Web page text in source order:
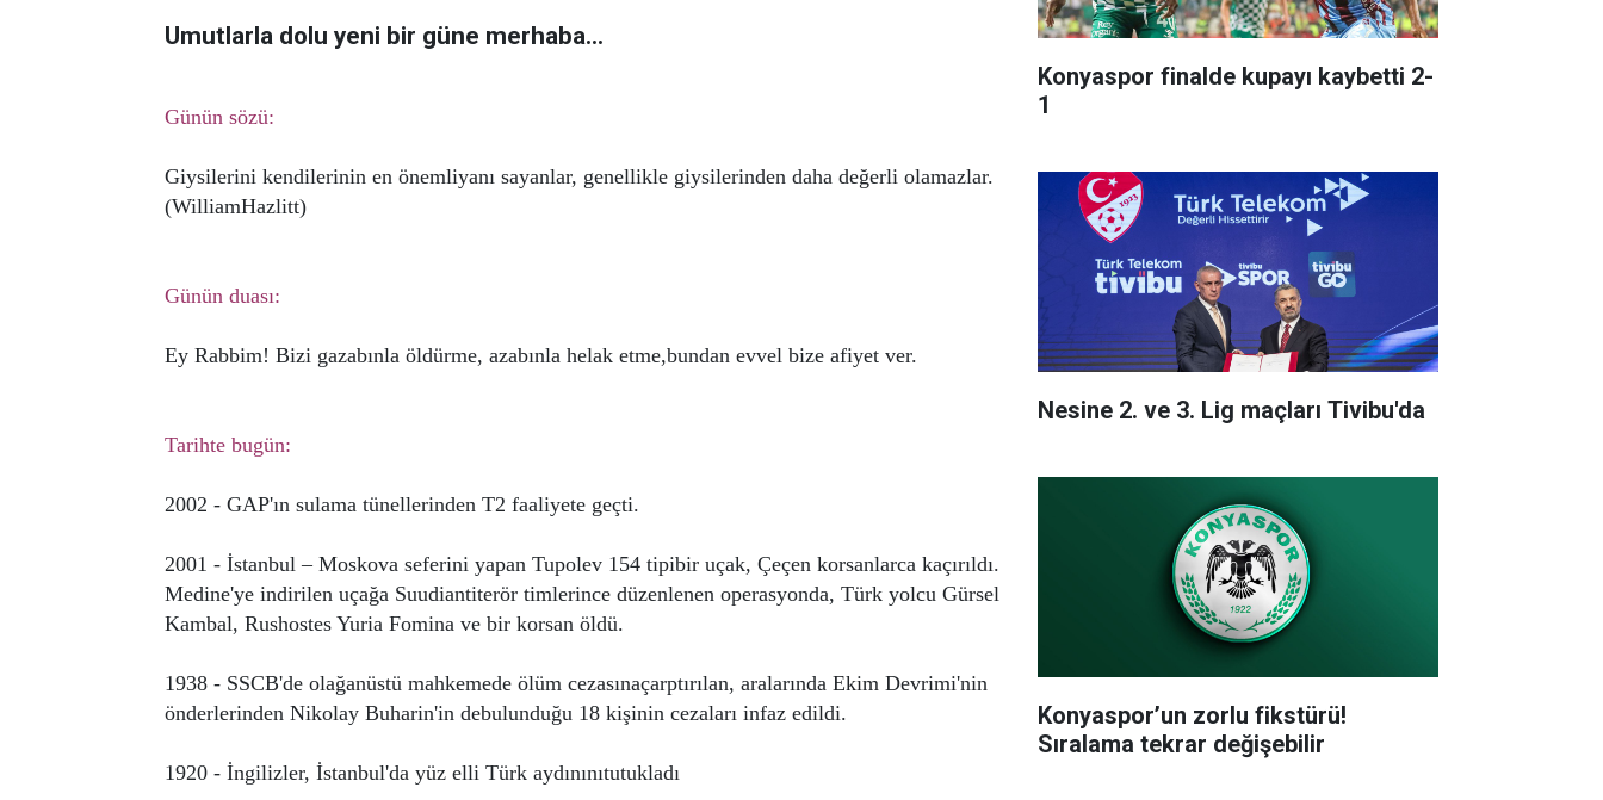
Umutlarla dolu yeni bir güne merhaba...
Günün sözü:
Giysilerini kendilerinin en önemliyanı sayanlar, genellikle giysilerinden daha değerli olamazlar.
(WilliamHazlitt)
Günün duası:
Ey Rabbim! Bizi gazabınla öldürme, azabınla helak etme,bundan evvel bize afiyet ver.
Tarihte bugün:
2002 - GAP'ın sulama tünellerinden T2 faaliyete geçti.
2001 - İstanbul – Moskova seferini yapan Tupolev 154 tipibir uçak, Çeçen korsanlarca kaçırıldı.
Medine'ye indirilen uçağa Suudiantiterör timlerince düzenlenen operasyonda, Türk yolcu Gürsel
Kambal, Rushostes Yuria Fomina ve bir korsan öldü.
1938 - SSCB'de olağanüstü mahkemede ölüm cezasınaçarptırılan, aralarında Ekim Devrimi'nin
önderlerinden Nikolay Buharin'in debulunduğu 18 kişinin cezaları infaz edildi.
1920 - İngilizler, İstanbul'da yüz elli Türk aydınınıtutukladı
Konyaspor finalde kupayı kaybetti 2-
1
Nesine 2. ve 3. Lig maçları Tivibu'da
Konyaspor’un zorlu fikstürü!
Sıralama tekrar değişebilir